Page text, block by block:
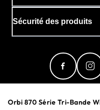
Orbi 870 Série Tri-Bande
Sécurité des produits